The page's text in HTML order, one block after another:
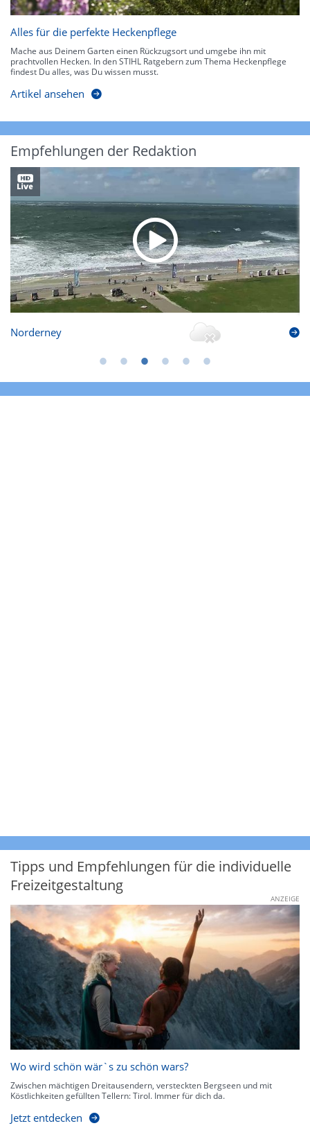
Alles für die perfekte Heckenpflege
Mache aus Deinem Garten einen Rückzugsort und umgebe ihn mit
prachtvollen Hecken. In den STIHL Ratgebern zum Thema Heckenpflege
findest Du alles, was Du wissen musst.
Artikel ansehen
Empfehlungen der Redaktion
Norderney
Tipps und Empfehlungen für die individuelle
Freizeitgestaltung
ANZEIGE
Wo wird schön wär`s zu schön wars?
Zwischen mächtigen Dreitausendern, versteckten Bergseen und mit
Köstlichkeiten gefüllten Tellern: Tirol. Immer für dich da.
Jetzt entdecken